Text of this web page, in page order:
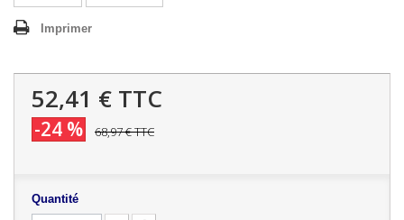
Imprimer
52,41 € TTC
-24 % 68,97 €TTC
Quantité